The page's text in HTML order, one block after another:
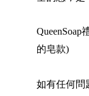
QueenSoap
的皂款)
如有任何問